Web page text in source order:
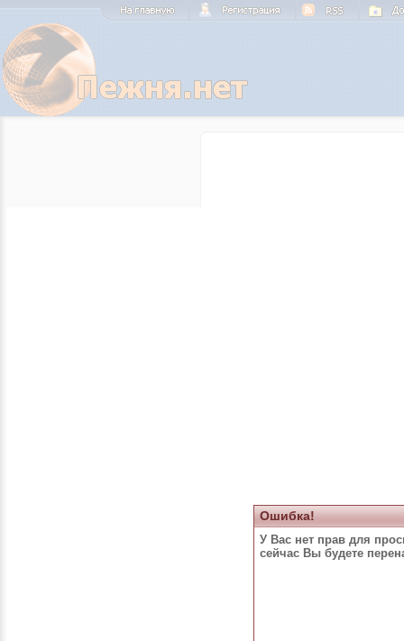
Ошибка!
У Вас нет прав для
сейчас Вы будете